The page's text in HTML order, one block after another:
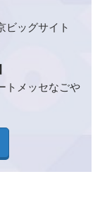
ッグサイト
メッセなごや